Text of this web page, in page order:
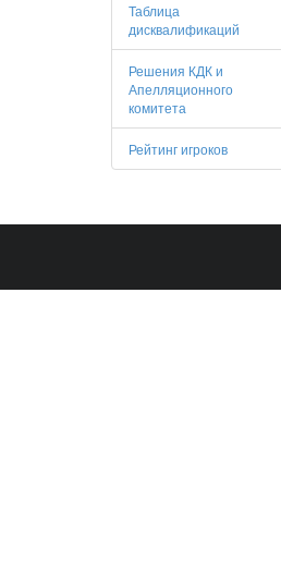
Таблица
дисквалификаций
Решения КДК и
Апелляционного
комитета
Рейтинг игроков